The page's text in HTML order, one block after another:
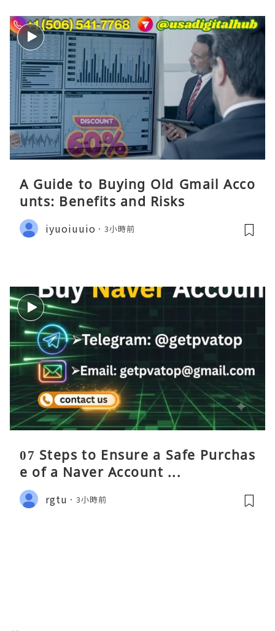
A Guide to Buying Old Gmail Acco
unts: Benefits and Risks
iyuoiuuio 3小時前
07 Steps to Ensure a Safe Purchas
e of a Naver Account ...
rgtu 3小時前